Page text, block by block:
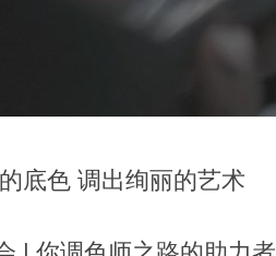
底色 调出绚丽的艺术